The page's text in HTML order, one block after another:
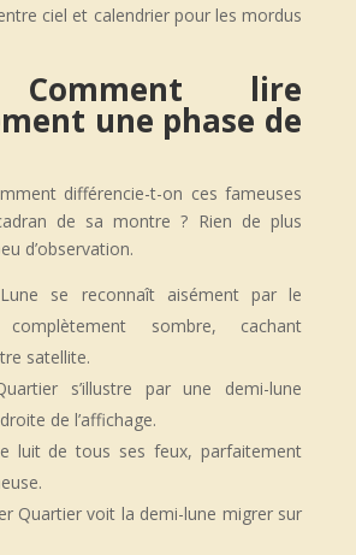
ciel et calendrier pour les mordus
lire
une phase de
différencie-t-on ces fameuses
de sa montre ? Rien de plus
d’observation.
se reconnaît aisément par le
sombre, cachant
satellite.
s’illustre par une demi-lune
de l’affichage.
luit de tous ses feux, parfaitement
Quartier voit la demi-lune migrer sur